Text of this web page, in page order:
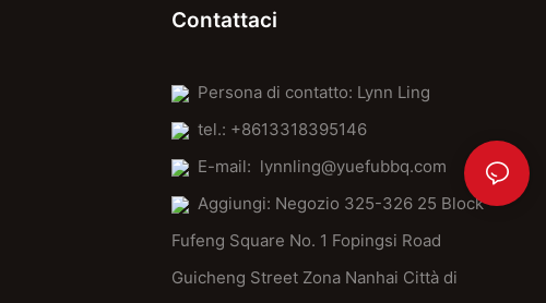
Contattaci
Persona di contatto: Lynn Ling
tel.: +8613318395146
E-mail: lynnling@yuefubbq.com
Aggiungi: Negozio 325-326 25 Block
Fufeng Square No. 1 Fopingsi Road
Guicheng Street Zona Nanhai Città di